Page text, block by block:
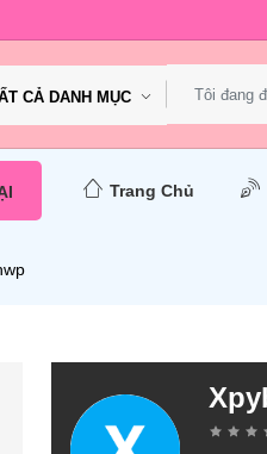
CẢ DANH MỤC
Trang Chủ